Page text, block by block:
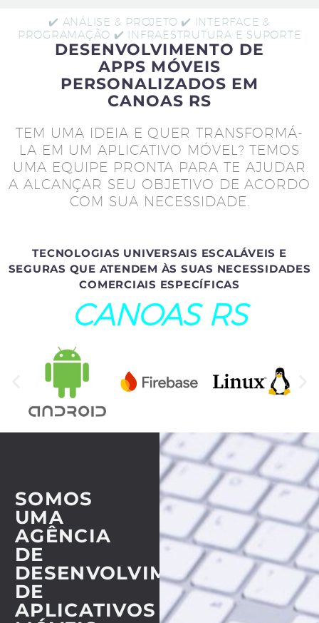
✔️ ANÁLISE & PROJETO ✔️ INTERFACE &
PROGRAMAÇÃO ✔️ INFRAESTRUTURA E SUPORTE
DESENVOLVIMENTO DE
APPS MÓVEIS
PERSONALIZADOS EM
CANOAS RS
TEM UMA IDEIA E QUER TRANSFORMÁ-
LA EM UM APLICATIVO MÓVEL? TEMOS
UMA EQUIPE PRONTA PARA TE AJUDAR
A ALCANÇAR SEU OBJETIVO DE ACORDO
COM SUA NECESSIDADE.
TECNOLOGIAS UNIVERSAIS ESCALÁVEIS E
SEGURAS QUE ATENDEM ÀS SUAS NECESSIDADES
COMERCIAIS ESPECÍFICAS
CANOAS RS
SOMOS
UMA
AGÊNCIA
DE
DESENVOLVIMENTO
DE
APLICATIVOS